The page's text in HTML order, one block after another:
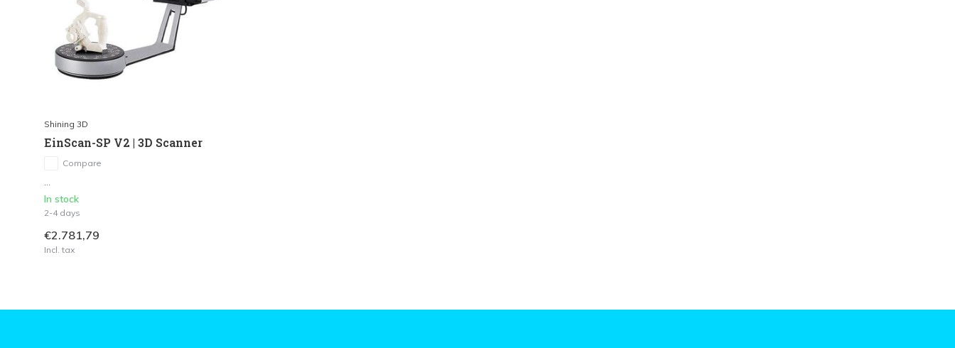
Shining 3D
EinScan-SP V2 | 3D Scanner
Compare
In stock
2-4 days
€2.781,79
Incl. tax